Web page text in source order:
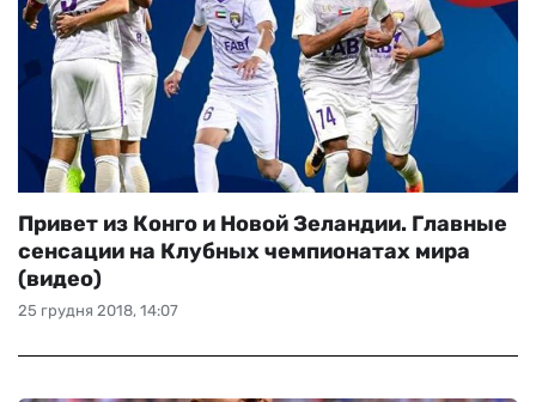
25 грудня 2018, 14:07
Привет из Конго и Новой Зеландии. Главные
сенсации на Клубных чемпионатах мира
(видео)